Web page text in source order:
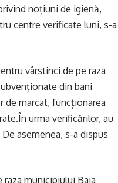
noțiuni de igienă,
centre verificate luni, s-a
vârstinci de pe raza
din bani
de marcat, funcționarea
urma verificărilor, au
asemenea, s-a dispus
municipiului Baia